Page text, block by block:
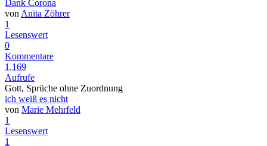
Dank Corona
vonAnita Zöhrer
1
Lesenswert
0
Kommentare
1,169
Aufrufe
Gott, Sprüche ohne Zuordnung
ich weiß es nicht
von Marie Mehrfeld
1
Lesenswert
1